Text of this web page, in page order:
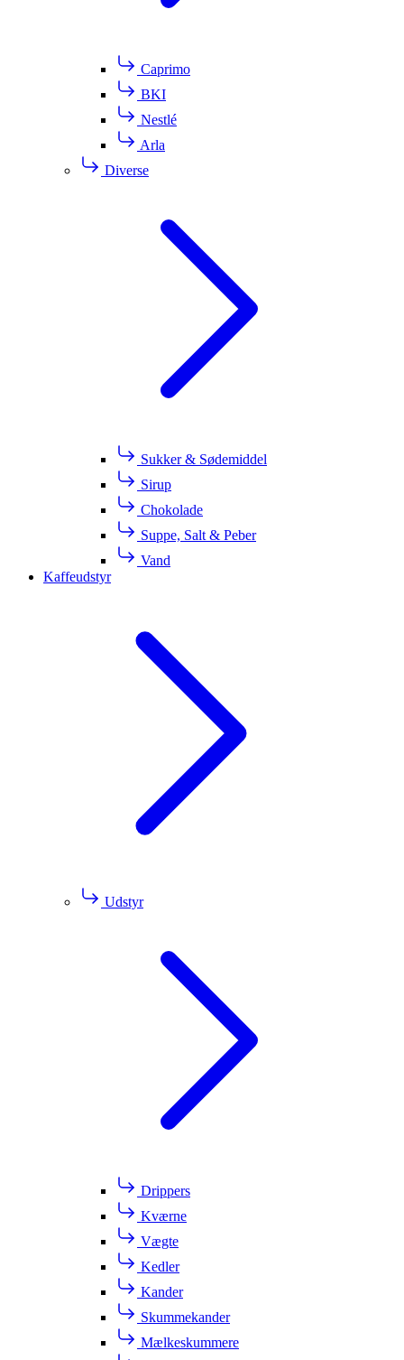
Caprimo
BKI
Nestlé
Arla
Diverse
Sukker & Sødemiddel
Sirup
Chokolade
Suppe, Salt & Peber
Vand
Kaffeudstyr
Udstyr
Drippers
Kværne
Vægte
Kedler
Kander
Skummekander
Mælkeskummere